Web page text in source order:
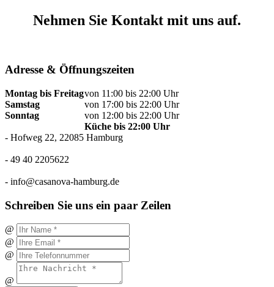
Nehmen Sie Kontakt mit uns auf.
Adresse & Öffnungszeiten
Montag bis Freitagvon 11:00 bis 22:00 Uhr
Samstag
von 17:00 bis 22:00 Uhr
Sonntag
von 12:00 bis 22:00 Uhr
Küche bis 22:00 Uhr
- Hofweg 22, 22085 Hamburg
- 49 40 2205622
- info@casanova-hamburg.de
Schreiben Sie uns ein paar Zeilen
@
@
@
@